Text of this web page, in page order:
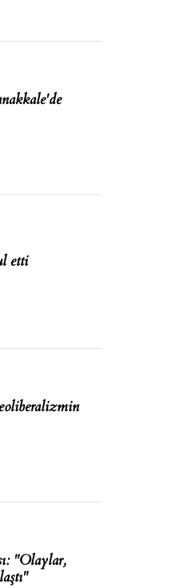
etti
"Olaylar,